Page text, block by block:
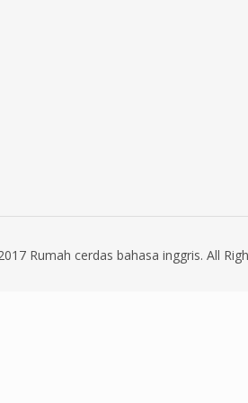
Rumah cerdas bahasa inggris. All